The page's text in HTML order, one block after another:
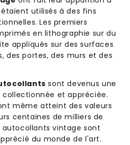
utilisés à des fins
Les premiers
en lithographie sur du
appliqués sur des surfaces
des portes, des murs et des
sont devenus une
et appréciée.
même atteint des valeurs
centaines de milliers de
autocollants vintage sont
du monde de l'art.